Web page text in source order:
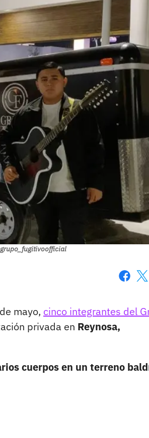
mayo, cinco integrantes del
privada en Reynosa,
cuerpos en un terreno